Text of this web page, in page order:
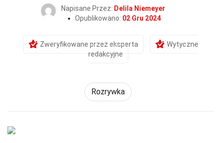
Napisane Przez: Delila Niemeyer
Opublikowano: 02 Gru 2024
Zweryfikowane przez eksperta
Wytyczne
redakcyjne
Rozrywka